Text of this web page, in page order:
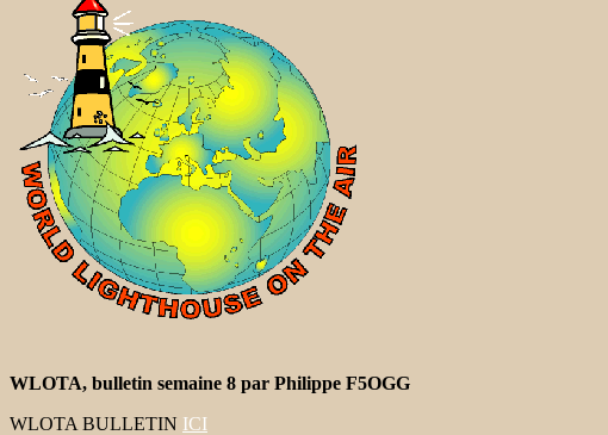
WLOTA, bulletin semaine 8 par Philippe F5OGG
WLOTA BULLETIN ICI